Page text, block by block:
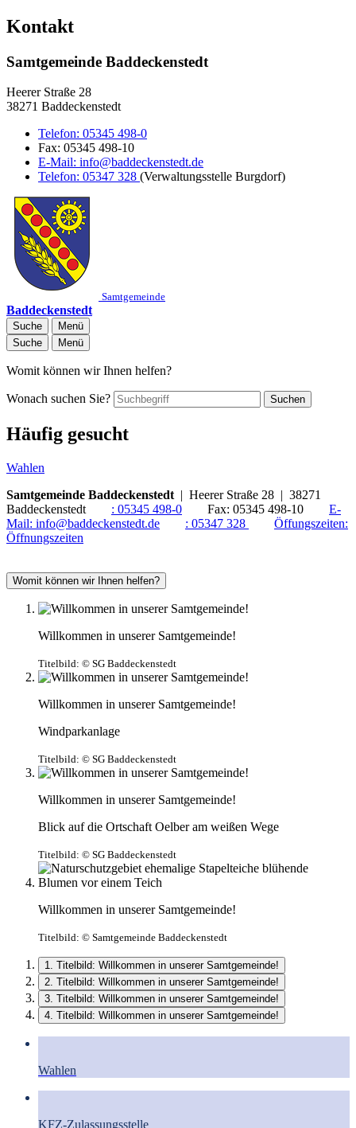
Kontakt
Samtgemeinde Baddeckenstedt
Heerer Straße 28
38271 Baddeckenstedt
Telefon: 05345 498-0
Fax: 05345 498-10
E-Mail: info@baddeckenstedt.de
Telefon: 05347 328 (Verwaltungsstelle Burgdorf)
Samtgemeinde
Baddeckenstedt
Suche
Menü
Suche
Menü
Womit können wir Ihnen helfen?
Wonach suchen Sie? Suchen
Häufig gesucht
Wahlen
Samtgemeinde Baddeckenstedt | Heerer Straße 28 | 38271
Baddeckenstedt : 05345 498-0 Fax: 05345 498-10
E-
Mail: info@baddeckenstedt.de : 05347 328
Öffungszeiten:
Öffnungszeiten
Womit können wir Ihnen helfen?
Willkommen in unserer Samtgemeinde!
Titelbild: © SG Baddeckenstedt
Willkommen in unserer Samtgemeinde!
Windparkanlage
Titelbild: © SG Baddeckenstedt
Willkommen in unserer Samtgemeinde!
Blick auf die Ortschaft Oelber am weißen Wege
Titelbild: © SG Baddeckenstedt
Willkommen in unserer Samtgemeinde!
Titelbild: © Samtgemeinde Baddeckenstedt
1. Titelbild: Willkommen in unserer Samtgemeinde!
2. Titelbild: Willkommen in unserer Samtgemeinde!
3. Titelbild: Willkommen in unserer Samtgemeinde!
4. Titelbild: Willkommen in unserer Samtgemeinde!
Wahlen
KFZ-Zulassungsstelle